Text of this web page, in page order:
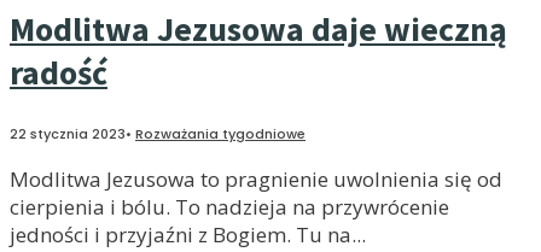
Modlitwa Jezusowa daje wieczną
radość
22 stycznia 2023• Rozważania tygodniowe
Modlitwa Jezusowa to pragnienie uwolnienia się od
cierpienia i bólu. To nadzieja na przywrócenie
jedności i przyjaźni z Bogiem. Tu na...